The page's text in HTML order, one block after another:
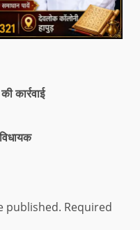
कार्रवाई
published. Required